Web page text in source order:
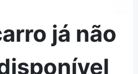
já não